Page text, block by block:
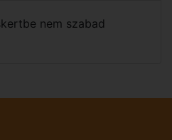
nem szabad